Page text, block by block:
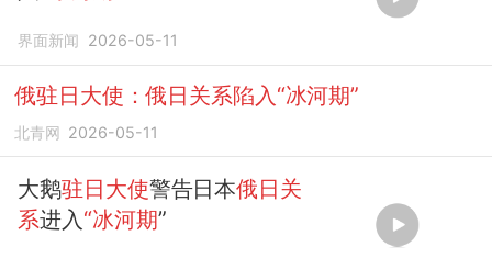
界面新闻 2026-05-11
俄驻日大使：俄日关系陷入“冰河期”
北青网 2026-05-11
大鹅驻日大使警告日本俄日关
系进入 “冰河期”